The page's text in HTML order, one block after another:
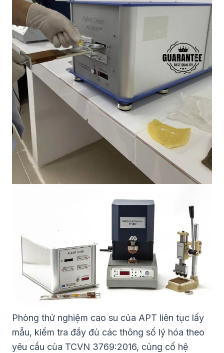
Phòng thử nghiệm cao su của APT liên tục lấy
mẫu, kiểm tra đầy đủ các thông số lý hóa theo
yêu cầu của TCVN 3769:2016, củng cố hệ